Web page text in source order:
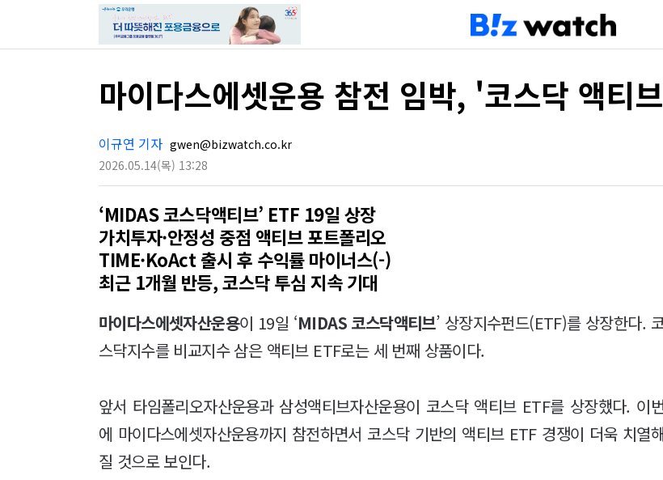
마이다스에셋운용 참전 임박, '코스닥 액티
이규연 기자 gwen@bizwatch.co.kr
2026.05.14(목) 13:28
‘MIDAS 코스닥액티브’ ETF 19일 상장
가치투자·안정성 중점 액티브 포트폴리오
TIME·KoAct 출시 후 수익률 마이너스(-)
최근 1개월 반등, 코스닥 투심 지속 기대
마이다스에셋자산운용이 19일 ‘MIDAS 코스닥액티브’ 상장지수펀드(ETF)를 상장한다.
스닥지수를 비교지수 삼은 액티브 ETF로는 세 번째 상품이다.
앞서 타임폴리오자산운용과 삼성액티브자산운용이 코스닥 액티브 ETF를 상장했다. 이
에 마이다스에셋자산운용까지 참전하면서 코스닥 기반의 액티브 ETF 경쟁이 더욱 치열해
질 것으로 보인다.